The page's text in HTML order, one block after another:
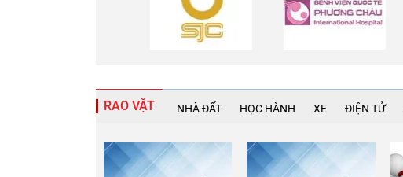
RAO VẶT NHÀ ĐẤT HỌC HÀNH XE ĐIỆN TỬ